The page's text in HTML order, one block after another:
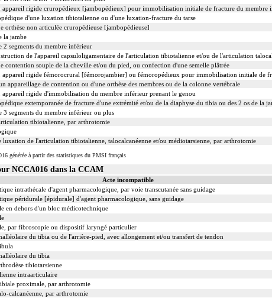
appareil rigide cruropédieux [jambopédieux] pour immobilisation initiale de fracture du membre
d'une luxation tibiotalienne ou d'une luxation-fracture du tarse
orthèse non articulée cruropédieuse [jambopédieuse]
la jambe
2 segments du membre inférieur
de l'appareil capsuloligamentaire de l'articulation tibiotalienne et/ou de l'articulation
contention souple de la cheville et/ou du pied, ou confection d'une semelle plâtrée
appareil rigide fémorocrural [fémorojambier] ou fémoropédieux pour immobilisation initiale de
appareillage de contention ou d'une orthèse des membres ou de la colonne vertébrale
appareil rigide d'immobilisation du membre inférieur prenant le genou
extemporanée de fracture d'une extrémité et/ou de la diaphyse du tibia ou des 2 os de la
3 segments du membre inférieur ou plus
tibiotalienne, par arthrotomie
luxation de l'articulation tibiotalienne, talocalcanéenne et/ou médiotarsienne, par arthrotomie
générée à partir des statistiques du PMSI français
NCCA016 dans la CCAM
Acte incompatible
intrathécale d'agent pharmacologique, par voie transcutanée sans guidage
péridurale [épidurale] d'agent pharmacologique, sans guidage
en dehors d'un bloc médicotechnique
par fibroscopie ou dispositif laryngé particulier
du tibia ou de l'arrière-pied, avec allongement et/ou transfert de tendon
du tibia
tibiotarsienne
intraarticulaire
proximale, par arthrotomie
calcanéenne, par arthrotomie